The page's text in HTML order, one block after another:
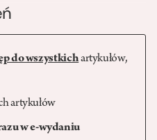
do wszystkichartykułów,
artykułów
w e-wydaniu